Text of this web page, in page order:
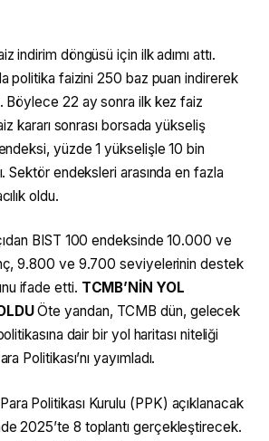
indirim döngüsü için ilk adımı attı.
politika faizini 250 baz puan indirerek
Böylece 22 ay sonra ilk kez faiz
kararı sonrası borsada yükseliş
yüzde 1 yükselişle 10 bin
Sektör endeksleri arasında en fazla
oldu.
BIST 100 endeksinde 10.000 ve
9.800 ve 9.700 seviyelerinin destek
ifade etti. TCMB’NİN YOL
Öte yandan, TCMB dün, gelecek
dair bir yol haritası niteliği
Politikası’nı yayımladı.
Politikası Kurulu (PPK) açıklanacak
2025’te 8 toplantı gerçekleştirecek.